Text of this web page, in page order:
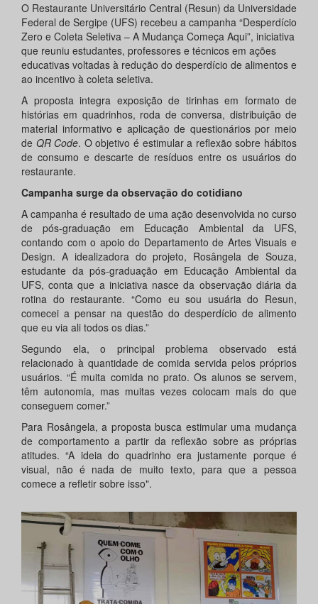
O Restaurante Universitário Central (Resun) da Universidade
Federal de Sergipe (UFS) recebeu a campanha “Desperdício
Zero e Coleta Seletiva – A Mudança Começa Aqui”, iniciativa
que reuniu estudantes, professores e técnicos em ações
educativas voltadas à redução do desperdício de alimentos e
ao incentivo à coleta seletiva.
A proposta integra exposição de tirinhas em formato de
histórias em quadrinhos, roda de conversa, distribuição de
material informativo e aplicação de questionários por meio
de QR Code. O objetivo é estimular a reflexão sobre hábitos
de consumo e descarte de resíduos entre os usuários do
restaurante.
Campanha surge da observação do cotidiano
A campanha é resultado de uma ação desenvolvida no curso
de pós-graduação em Educação Ambiental da UFS,
contando com o apoio do Departamento de Artes Visuais e
Design. A idealizadora do projeto, Rosângela de Souza,
estudante da pós-graduação em Educação Ambiental da
UFS, conta que a iniciativa nasce da observação diária da
rotina do restaurante. “Como eu sou usuária do Resun,
comecei a pensar na questão do desperdício de alimento
que eu via ali todos os dias.”
Segundo ela, o principal problema observado está
relacionado à quantidade de comida servida pelos próprios
usuários. “É muita comida no prato. Os alunos se servem,
têm autonomia, mas muitas vezes colocam mais do que
conseguem comer.”
Para Rosângela, a proposta busca estimular uma mudança
de comportamento a partir da reflexão sobre as próprias
atitudes. “A ideia do quadrinho era justamente porque é
visual, não é nada de muito texto, para que a pessoa
comece a refletir sobre isso".